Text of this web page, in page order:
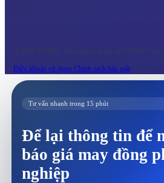
© 2026 NHIHO. Bản quyền thuộc về NHIHO
Điều khoản sử dụng Chính sách bảo mật
Tư vấn nhanh trong 15 phút
Để lại thông tin để
báo giá may đồng
nghiệp